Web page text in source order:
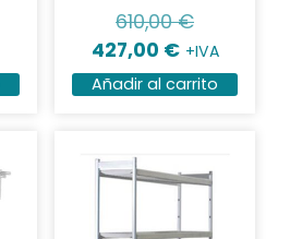
610,00€
427,00 € +IVA
Añadir al carrito